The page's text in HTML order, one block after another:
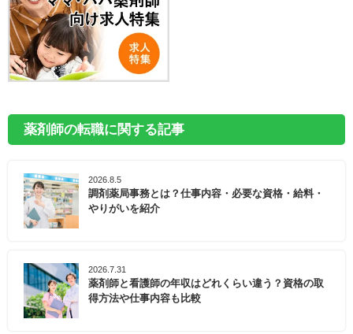
薬剤師の転職に関する記事
2026.8.5
調剤薬局事務とは？仕事内容・必要な資格・給料・
やりがいを紹介
2026.7.31
薬剤師と看護師の年収はどれくらい違う？資格の取
得方法や仕事内容も比較